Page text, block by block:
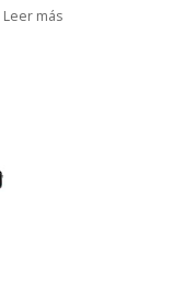
Leer más